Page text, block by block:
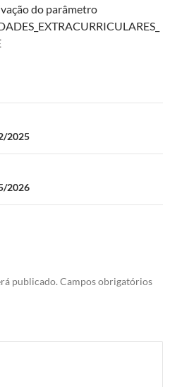
do parâmetro
2025
2026
publicado. Campos obrigatórios